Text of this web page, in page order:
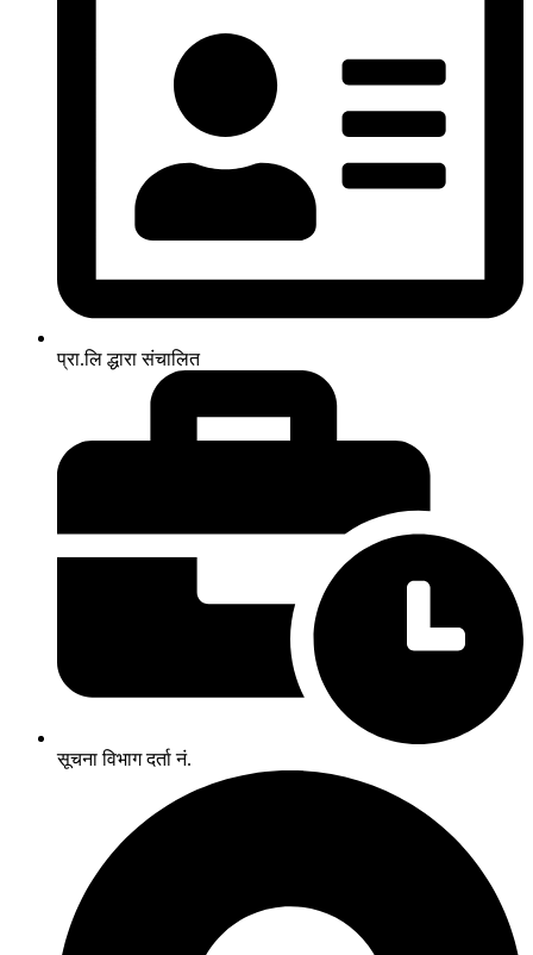
प्रा.लि द्धारा संचालित
सूचना विभाग दर्ता नं.